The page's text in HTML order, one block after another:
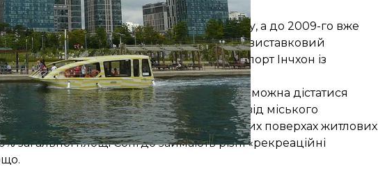
проте будівництво розпочалося у 2005-му, а до 2009-го вже
Сіднейським оперним театром виставковий
кілометровий міст, який сполучає аеропорт Інчхон із
його точки до будь-якої іншої точки можна дістатися
Архітектори вирішили відмовитися від міського
поряд із житловими, а на перших поверхах житлових
загальної площі Сонґдозаймаютьрізні «рекреаційні